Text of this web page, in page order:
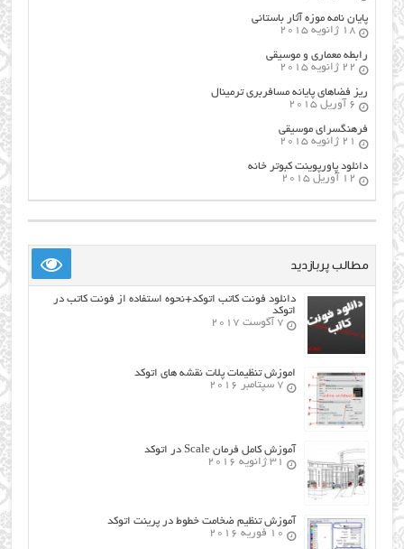
پایان نامه موزه آثار باستانی
18 ژانویه 2015
رابطه معماری و موسیقی
22 ژانویه 2015
ریز فضاهای پایانه مسافربری ترمینال
6 آوریل 2015
فرهنگسراي موسيقي
21 ژانویه 2015
دانلود پاورپوینت کبوتر خانه
12 آوریل 2015
مطالب پربازدید
دانلود فونت کاتب اتوکد+نحوه استفاده از فونت کاتب در
اتوکد
7 آگوست 2017
اموزش تنظیمات پلات نقشه های اتوکد
7 سپتامبر 2016
آموزش کامل فرمان Scale در اتوکد
31 ژانویه 2016
آموزش تنظیم ضخامت خطوط در پرینت اتوکد
10 فوریه 2016